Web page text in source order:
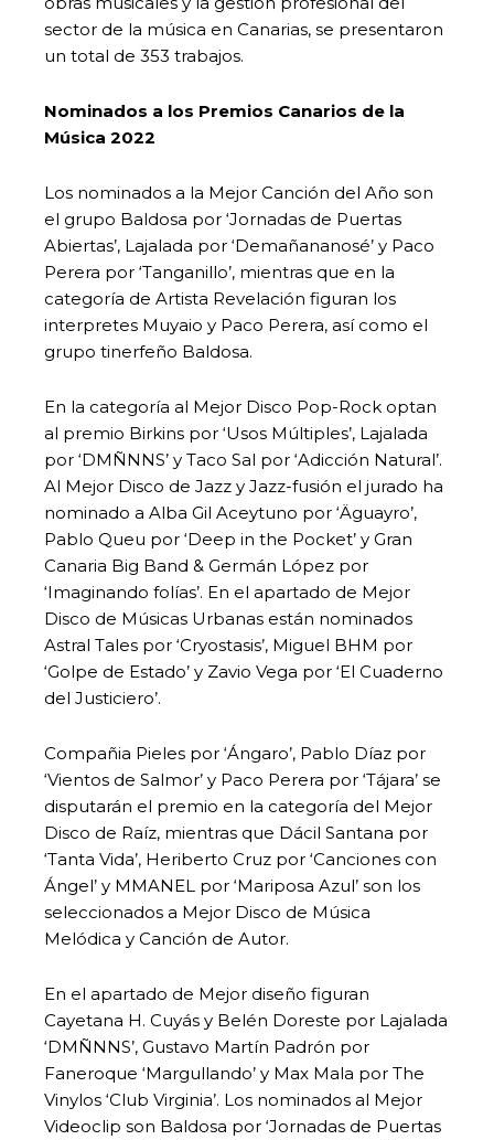
sector de la música en Canarias, se presentaron
un total de 353 trabajos.
Nominados a los Premios Canarios de la
Música 2022
Los nominados a la Mejor Canción del Año son
el grupo Baldosa por ‘Jornadas de Puertas
Abiertas’, Lajalada por ‘Demañananosé’ y Paco
Perera por ‘Tanganillo’, mientras que en la
categoría de Artista Revelación figuran los
interpretes Muyaio y Paco Perera, así como el
grupo tinerfeño Baldosa.
En la categoría al Mejor Disco Pop-Rock optan
al premio Birkins por ‘Usos Múltiples’, Lajalada
por ‘DMÑNNS’ y Taco Sal por ‘Adicción Natural’.
Al Mejor Disco de Jazz y Jazz-fusión el jurado ha
nominado a Alba Gil Aceytuno por ‘Äguayro’,
Pablo Queu por ‘Deep in the Pocket’ y Gran
Canaria Big Band & Germán López por
‘Imaginando folías’. En el apartado de Mejor
Disco de Músicas Urbanas están nominados
Astral Tales por ‘Cryostasis’, Miguel BHM por
‘Golpe de Estado’ y Zavio Vega por ‘El Cuaderno
del Justiciero’.
Compañia Pieles por ‘Ángaro’, Pablo Díaz por
‘Vientos de Salmor’ y Paco Perera por ‘Tájara’ se
disputarán el premio en la categoría del Mejor
Disco de Raíz, mientras que Dácil Santana por
‘Tanta Vida’, Heriberto Cruz por ‘Canciones con
Ángel’ y MMANEL por ‘Mariposa Azul’ son los
seleccionados a Mejor Disco de Música
Melódica y Canción de Autor.
En el apartado de Mejor diseño figuran
Cayetana H. Cuyás y Belén Doreste por Lajalada
‘DMÑNNS’, Gustavo Martín Padrón por
Faneroque ‘Margullando’ y Max Mala por The
Vinylos ‘Club Virginia’. Los nominados al Mejor
Videoclip son Baldosa por ‘Jornadas de Puertas